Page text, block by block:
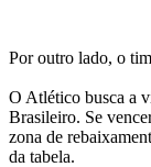
Por outro lado, o
O Atlético busca a
Brasileiro. Se
zona de
da tabela.